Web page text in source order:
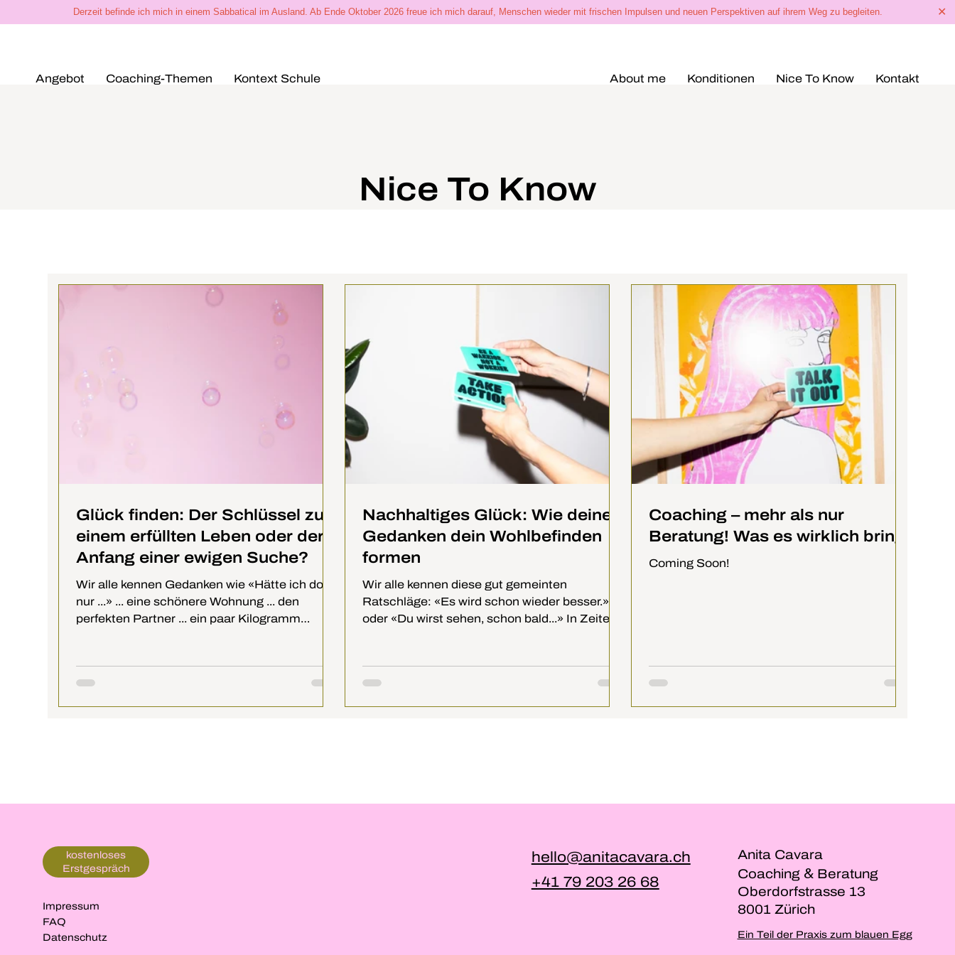
Derzeit befinde ich mich in einem Sabbatical im Ausland. Ab Ende Oktober 2026 freue ich mich darauf, Menschen wieder mit frischen Impulsen und neuen Perspektiven auf ihrem Weg zu begleiten. ✕
Angebot Coaching-Themen Kontext Schule About me Konditionen Nice To Know Kontakt
Nice To Know
Glück finden: Der Schlüssel zu
einem erfüllten Leben oder der
Anfang einer ewigen Suche?
Wir alle kennen Gedanken wie «Hätte ich doch
nur ...» ... eine schönere Wohnung ... den
perfekten Partner ... ein paar Kilogramm
Nachhaltiges Glück: Wie deine
Gedanken dein Wohlbefinden
formen
Wir alle kennen diese gut gemeinten
Ratschläge: «Es wird schon wieder besser.»
oder «Du wirst sehen, schon bald...» In Zeiten,
Coaching – mehr als nur
Beratung! Was es wirklich bringt
Coming Soon!
kostenloses
Erstgespräch
Impressum
FAQ
Datenschutz
hello@anitacavara.ch
+41 79 203 26 68
Anita Cavara
Coaching &Beratung
Oberdorfstrasse 13
8001 Zürich
Ein Teil der Praxis zum blauen Egg